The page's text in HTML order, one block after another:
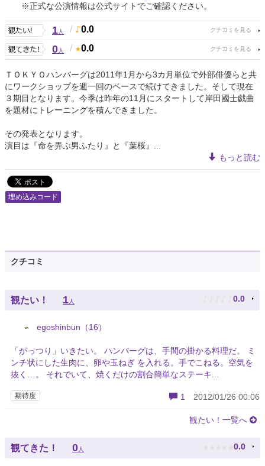
※正式な公演情報は公式サイトでご確認ください。
1人 / 0.0
0人 / 0.0
ＴＯＫＹＯハンバーグは2011年1月から3カ月単位で外部俳優らと共
にワークショップを週一回のペースで続けてきました。そして現在
３期目となります。今季は昨年の11月にスタートして岸田國士戯曲
を題材にトレーニングを積んできました。
その発表となります。
演目は『命を弄ぶ男ふたり』と『葉桜』...
もっと読む
埋め込みコード
クチコミ
観たい！ 1人 ♪ ♪ ♪ ♪ ♪ 0.0
egoshinbun（16）
「がっつり」いきたい。 ハンバーグは、手間の掛かる料理だ。 ミ
ンチ状にした生肉に、卵や玉ねぎ を入れる。手でこねる。空気を
抜く…。 それでいて、焼くだけの割合簡単なステーキ...
期待度 1 2012/01/26 00:06
観たい！一覧へ
観てきた！ 0 人 ★ ★ ★ ★ ★ 0.0